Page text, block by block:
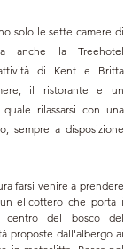
solo le sette camere di
anche la Treehotel
di Kent e Britta
il ristorante e un
rilassarsi con una
sempre a disposizione
farsi venire a prendere
elicottero che porta i
centro del bosco del
proposte dall'albergo ai